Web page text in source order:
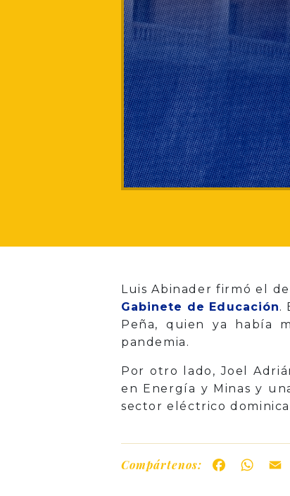
Luis Abinader firmó el
Gabinete de Educación.
Peña, quien ya había
pandemia.
Por otro lado, Joel
en Energía y Minas y
sector eléctrico
Compártenos: Facebook